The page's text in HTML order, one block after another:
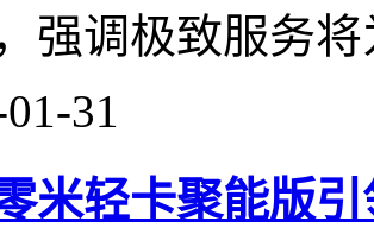
强调极致服务
31
米轻卡聚能版